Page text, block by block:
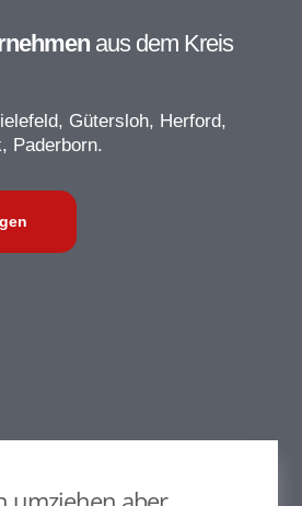
aus dem Kreis
Gütersloh, Herford,
Paderborn.